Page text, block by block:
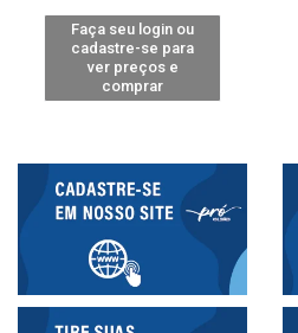
Faça seu login ou
cadastre-se para
ver preços e
comprar